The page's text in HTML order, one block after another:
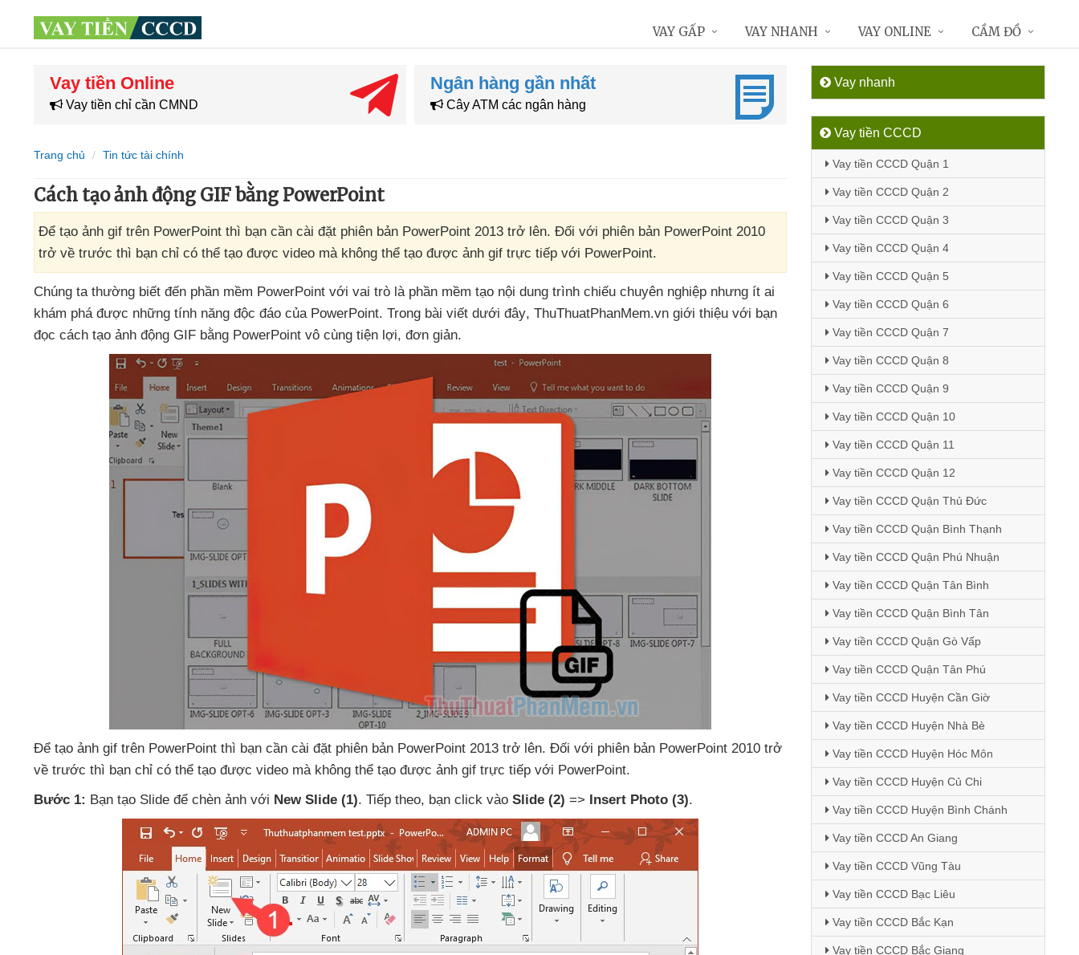
Vay tiền Online
Vay tiền chỉ cần CMND
Ngân hàng gần nhất
Cây ATM các ngân hàng
Trang chủ Tin tức tài chính
Cách tạo ảnh động GIF bằng PowerPoint
Để tạo ảnh gif trên PowerPoint thì bạn cần cài đặt phiên bản PowerPoint 2013 trở lên. Đối với phiên bản PowerPoint 2010
trở về trước thì bạn chỉ có thể tạo được video mà không thể tạo được ảnh gif trực tiếp với PowerPoint.
Chúng ta thường biết đến phần mềm PowerPoint với vai trò là phần mềm tạo nội dung trình chiếu chuyên nghiệp nhưng ít ai
khám phá được những tính năng độc đáo của PowerPoint. Trong bài viết dưới đây, ThuThuatPhanMem.vn giới thiệu với bạn
đọc cách tạo ảnh động GIF bằng PowerPoint vô cùng tiện lợi, đơn giản.
Để tạo ảnh gif trên PowerPoint thì bạn cần cài đặt phiên bản PowerPoint 2013 trở lên. Đối với phiên bản PowerPoint 2010 trở
về trước thì bạn chỉ có thể tạo được video mà không thể tạo được ảnh gif trực tiếp với PowerPoint.
Bước 1: Bạn tạo Slide để chèn ảnh với New Slide (1). Tiếp theo, bạn click vào Slide (2) => Insert Photo (3).
Vay nhanh
Vay tiền CCCD
Vay tiền CCCD Quận 1
Vay tiền CCCD Quận 2
Vay tiền CCCD Quận 3
Vay tiền CCCD Quận 4
Vay tiền CCCD Quận 5
Vay tiền CCCD Quận 6
Vay tiền CCCD Quận 7
Vay tiền CCCD Quận 8
Vay tiền CCCD Quận 9
Vay tiền CCCD Quận 10
Vay tiền CCCD Quận 11
Vay tiền CCCD Quận 12
Vay tiền CCCD Quận Thủ Đức
Vay tiền CCCD Quận Bình Thạnh
Vay tiền CCCD Quận Phú Nhuận
Vay tiền CCCD Quận Tân Bình
Vay tiền CCCD Quận Bình Tân
Vay tiền CCCD Quận Gò Vấp
Vay tiền CCCD Quận Tân Phú
Vay tiền CCCD Huyện Cần Giờ
Vay tiền CCCD Huyện Nhà Bè
Vay tiền CCCD Huyện Hóc Môn
Vay tiền CCCD Huyện Củ Chi
Vay tiền CCCD Huyện Bình Chánh
Vay tiền CCCD An Giang
Vay tiền CCCD Vũng Tàu
Vay tiền CCCD Bạc Liêu
Vay tiền CCCD Bắc Kạn
Vay tiền CCCD Bắc Giang
VAY GẤP VAY NHANH VAY ONLINE CẦM ĐỒ